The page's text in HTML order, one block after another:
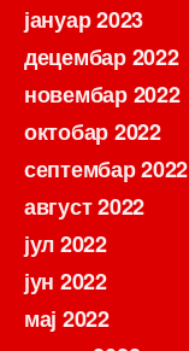
јануар 2023
децембар 2022
новембар 2022
октобар 2022
септембар 2022
август 2022
јул 2022
јун 2022
мај 2022